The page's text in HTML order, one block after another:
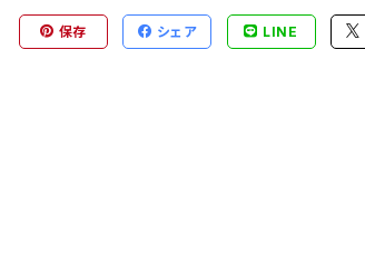
保存 シェア LINE